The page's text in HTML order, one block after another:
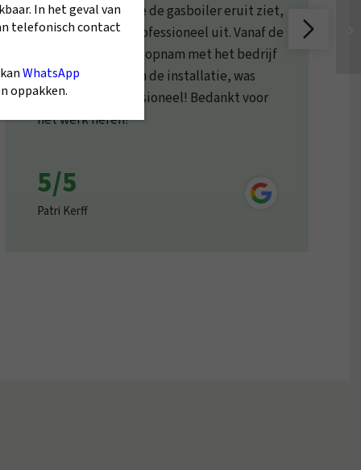
maar als ik kijk hoe de gasboiler eruit ziet,
ziet het er heel professioneel uit. Vanaf de
dag dat ik contact opnam met het bedrijf
voor een offerte en de installatie, was
alles super professioneel! Bedankt voor
het werk heren!
5/5
Patri Kerff
In het geval van
telefonisch contact
WhatsApp
oppakken.